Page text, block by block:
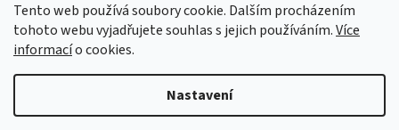
Tento web používá soubory cookie. Dalším procházením
tohoto webu vyjadřujete souhlas s jejich používáním.Více
informacío cookies.
Nastavení